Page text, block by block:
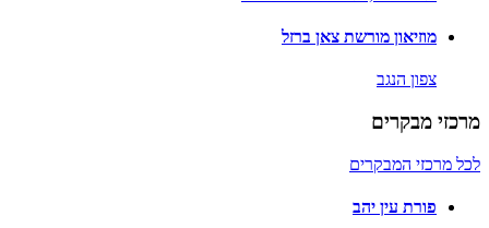
מוזיאון מורשת צאן ברזל
צפון הנגב
מרכזי מבקרים
לכל מרכזי המבקרים
פורת עין יהב